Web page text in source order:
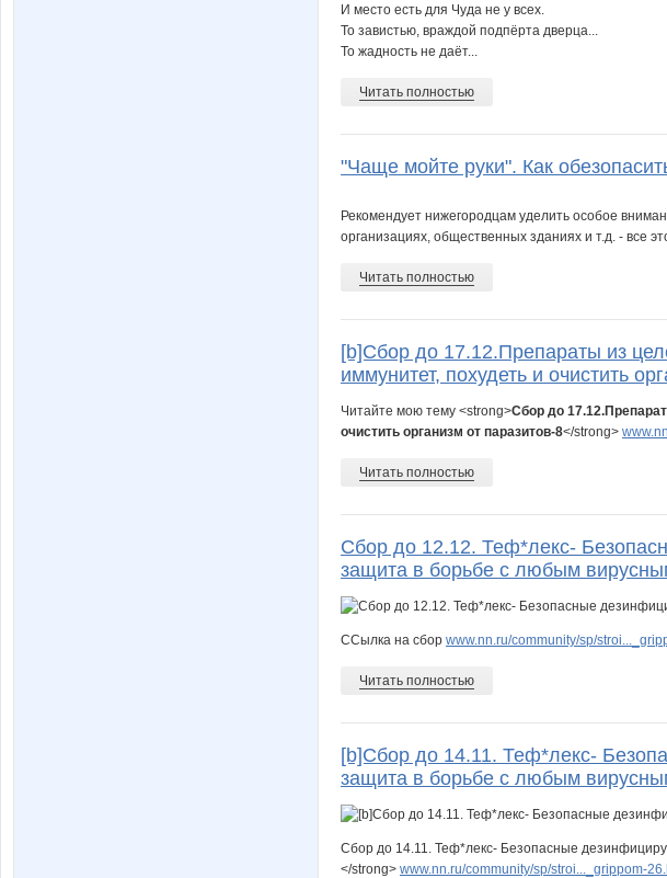
И место есть для Чуда не у всех.
То завистью, враждой подпёрта дверца...
То жадность не даёт...
Читать полностью
"Чаще мойте руки". Как
Рекомендует нижегородцам уделить особое
организациях, общественных зданиях и т.д. - все
Читать полностью
[b]Сбор до 17.12.Препараты из
иммунитет, похудеть и очистить
Читайте мою тему <strong>Сбор до
очистить организм от паразитов-8</strong>
Читать полностью
Сбор до 12.12. Теф*лекс-
защита в борьбе с любым
ССылка на сбор www.nn.ru/community/sp/
Читать полностью
[b]Сбор до 14.11. Теф*лекс-
защита в борьбе с любым
Сбор до 14.11. Теф*лекс- Безопасные
</strong> www.nn.ru/community/sp/stroi..._grippom-